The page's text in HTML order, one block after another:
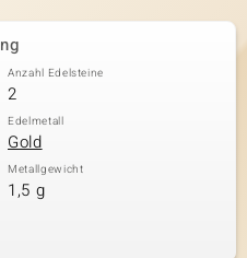
Anzahl Edelsteine
2
Edelmetall
Gold
Metallgewicht
1,5 g